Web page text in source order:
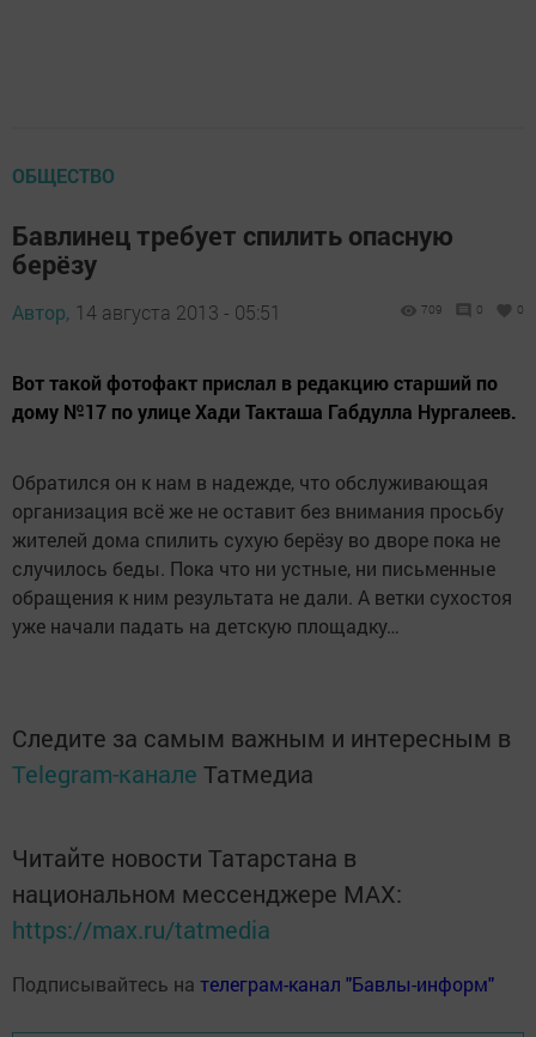
ОБЩЕСТВО
Бавлинец требует спилить опасную
берёзу
Автор, 14 августа 2013 - 05:51 709 0 0
Вот такой фотофакт прислал в редакцию старший по
дому №17 по улице Хади Такташа Габдулла Нургалеев.
Обратился он к нам в надежде, что обслуживающая
организация всё же не оставит без внимания просьбу
жителей дома спилить сухую берёзу во дворе пока не
случилось беды. Пока что ни устные, ни письменные
обращения к ним результата не дали. А ветки сухостоя
уже начали падать на детскую площадку…
Следите за самым важным и интересным в
Telegram-канале Татмедиа
Читайте новости Татарстана в
национальном мессенджере MАХ:
https://max.ru/tatmedia
Подписывайтесь на телеграм-канал "Бавлы-информ"